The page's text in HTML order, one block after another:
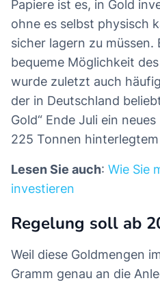
Papiere ist es, in Gold
ohne es selbst physisch
sicher lagern zu müssen.
bequeme Möglichkeit
wurde zuletzt auch
der in Deutschland
Gold“ Ende Juli ein
225 Tonnen hinterlegtem
Lesen Sie auch: Wie Sie
investieren
Regelung soll ab
Weil diese Goldmengen
Gramm genau an die